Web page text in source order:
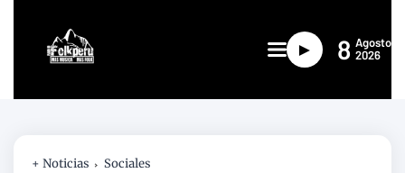
► 8 Agosto
2026
+ Noticias Sociales